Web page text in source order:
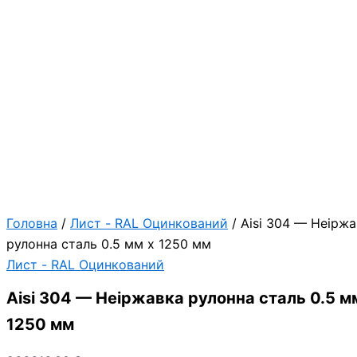
Головна / Лист - RAL Оцинкований / Aisi 304 —
рулонна сталь 0.5 мм х 1250 мм
Лист - RAL Оцинкований
Aisi 304 — Неіржавка рулонна сталь 0.5
1250 мм